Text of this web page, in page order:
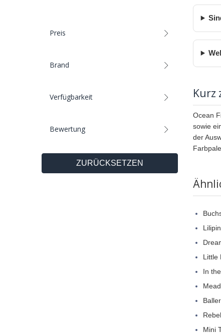
Preis
Brand
Verfügbarkeit
Bewertung
ZURÜCKSETZEN
Kurz
Ocean
sowie
der
Little
In
Mini